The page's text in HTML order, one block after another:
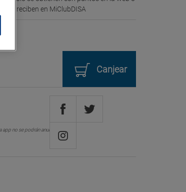
y se reciben en MiClubDISA
Canjear
no se podrán anular o cambiar.